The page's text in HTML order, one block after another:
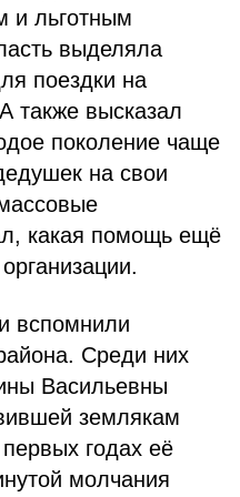
и льготным
выделяла
поездки на
также высказал
поколение чаще
на свои
какая помощь ещё
вспомнили
Среди них
Васильевны
землякам
годах её
молчания